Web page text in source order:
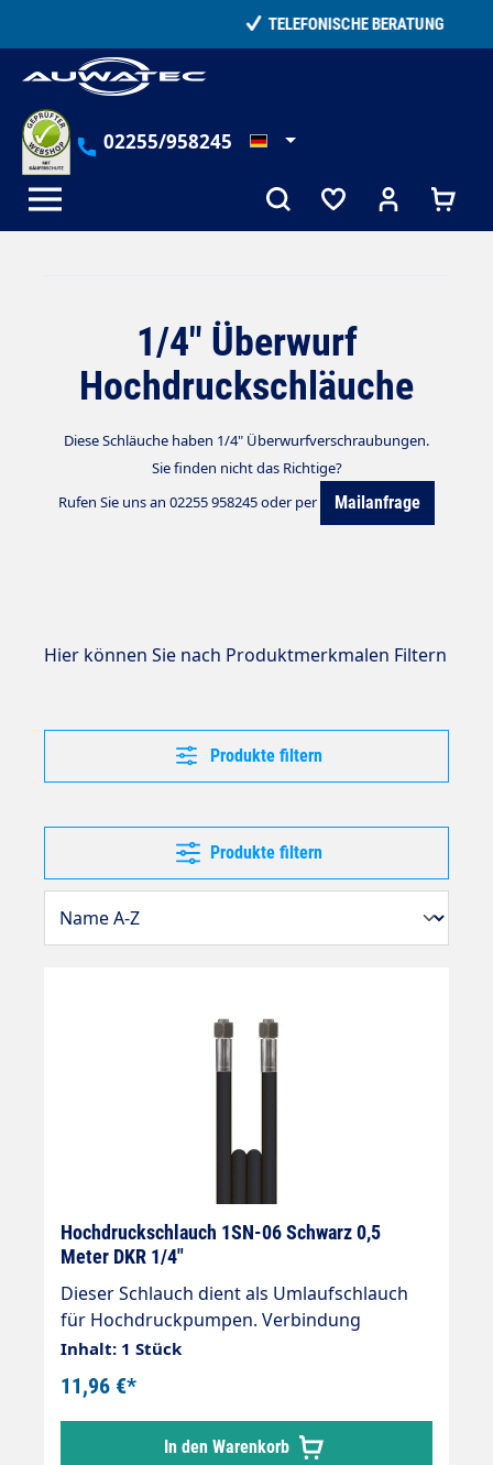
TELEFONISCHE BERATUNG
02255/958245
1/4" Überwurf
Hochdruckschläuche
Diese Schläuche haben 1/4" Überwurfverschraubungen.
Sie finden nicht das Richtige?
Rufen Sie uns an 02255 958245 oder per
Mailanfrage
Hier können Sie nach Produktmerkmalen Filtern
Produkte filtern
Produkte filtern
Hochdruckschlauch 1SN-06 Schwarz 0,5
Meter DKR 1/4"
Dieser Schlauch dient als Umlaufschlauch
für Hochdruckpumpen. Verbindung
zwischen Umlaufventil und
ZUmlaufventilauf. Länge: 0,5 Meter
Innendurchmesser: 6mm Überwurfmutter:
1/4" Drahteinlage: einlagig max. 210 bar
Knickschutz: ohne
Inhalt: 1 Stück
11,96 €*
In den Warenkorb